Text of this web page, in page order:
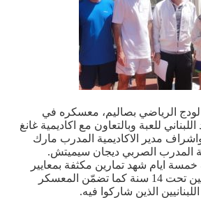
لودج الرياضي بصاليم، معسكره في
للعبة وبالتعاون مع اكاديمية غانغ
مدير الاكاديمية المدرب مارك
المدرب الصربي ديجان سيميتش.
ايام شهد تمارين مكثفة بمعايير
متطورة وجديدة للاعبين تحت 14 سنة كما تضمّن المعسكر
الذين شاركوا فيه.